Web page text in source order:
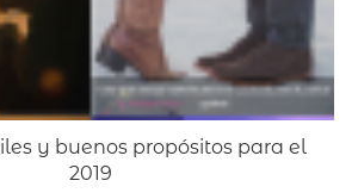
y buenos propósitos para el
2019